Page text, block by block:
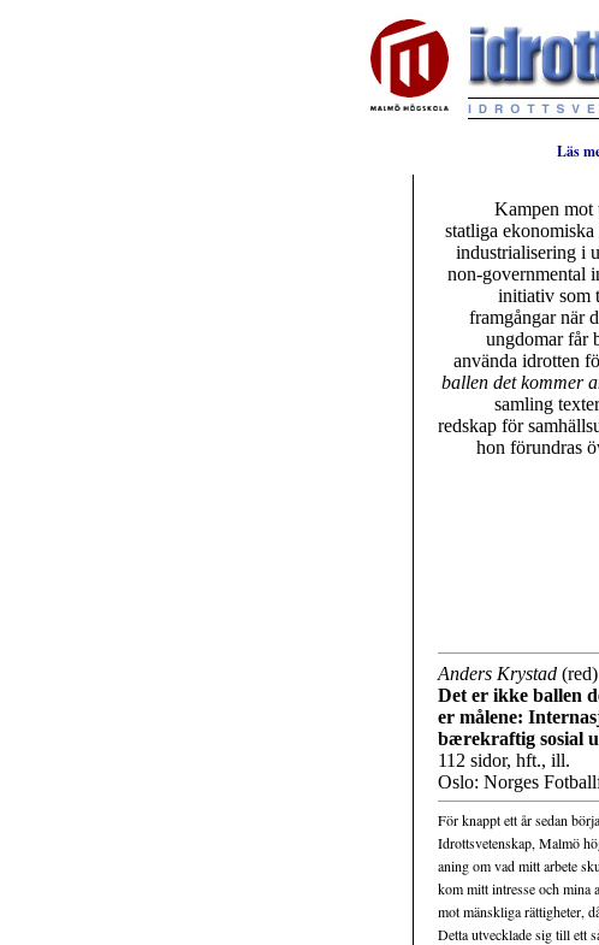
Läs
Kampen mot
statliga
industrialisering i
non-governmental
initiativ som
framgångar när
ungdomar får
använda idrotten
ballen det kommer
samling
redskap för
hon förundras
Anders Krystad (red)
Det er ikke ballen
er målene:
bærekraftig sosial
112 sidor, hft., ill.
Oslo: Norges
För knappt ett år sedan
Idrottsvetenskap, Malmö
aning om vad mitt arbete
kom mitt intresse och mina
mot mänskliga rättigheter,
Detta utvecklade sig till ett